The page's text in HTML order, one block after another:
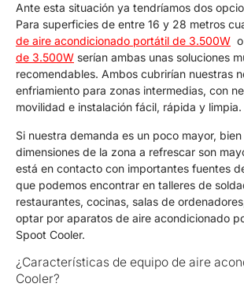
Ante esta situación ya tendríamos dos
Para superficies de entre 16 y 28 metros
de aire acondicionado portátil de 3.500W
de 3.500W serían ambas unas soluciones
recomendables. Ambos cubrirían nuestras
enfriamiento para zonas intermedias, con
movilidad e instalación fácil, rápida y limpia.
Si nuestra demanda es un poco mayor,
dimensiones de la zona a refrescar son
está en contacto con importantes fuentes
que podemos encontrar en talleres de
restaurantes, cocinas, salas de
optar por aparatos de aire acondicionado
Spoot Cooler.
¿Características de equipo de aire
Cooler?